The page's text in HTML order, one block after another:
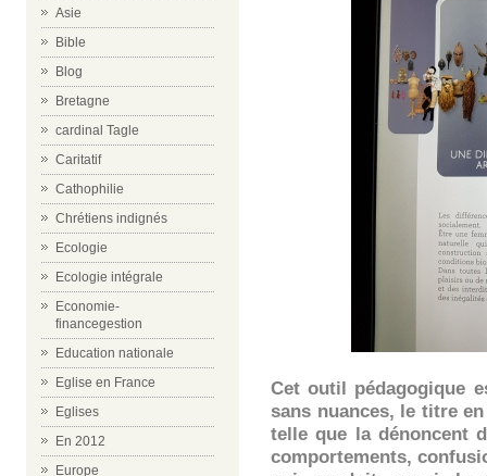
Asie
Bible
Blog
Bretagne
cardinal Tagle
Caritatif
Cathophilie
Chrétiens indignés
Ecologie
Ecologie intégrale
Economie-
financegestion
Education nationale
Eglise en France
Eglises
En 2012
Europe
Cet outil pédagogique
sans nuances, le titre
telle que la dénoncent
comportements,